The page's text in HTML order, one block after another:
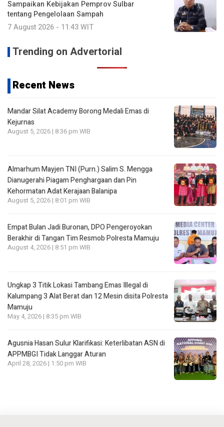
Sampaikan Kebijakan Pemprov Sulbar
tentang Pengelolaan Sampah
7 August 2026 - 11:43 WIT
Trending on Advertorial
Recent News
Mandar Silat Academy Borong Medali Emas di
Kejurnas
August 5, 2026 | 8:36 pm WIB
Almarhum Mayjen TNI (Purn.) Salim S. Mengga
Dianugerahi Piagam Penghargaan dan Pin
Kehormatan Adat Kerajaan Balanipa
August 5, 2026 | 8:01 pm WIB
Empat Bulan Jadi Buronan, DPO Pengeroyokan
Berakhir di Tangan Tim Resmob Polresta Mamuju
August 4, 2026 | 8:51 pm WIB
Ungkap 3 Titik Lokasi Tambang Emas Illegal di
Kalumpang 3 Alat Berat dan 12 Mesin disita Polresta
Mamuju
May 4, 2026 | 8:35 pm WIB
Agusnia Hasan Sulur Klarifikasi: Keterlibatan ASN di
APPMBGI Tidak Langgar Aturan
April 28, 2026 | 1:50 pm WIB